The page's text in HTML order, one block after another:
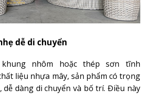
dễ di chuyển
nhôm hoặc thép sơn tĩnh
liệu nhựa mây, sản phẩm có trọng
dễ dàng di chuyển và bố trí. Điều này